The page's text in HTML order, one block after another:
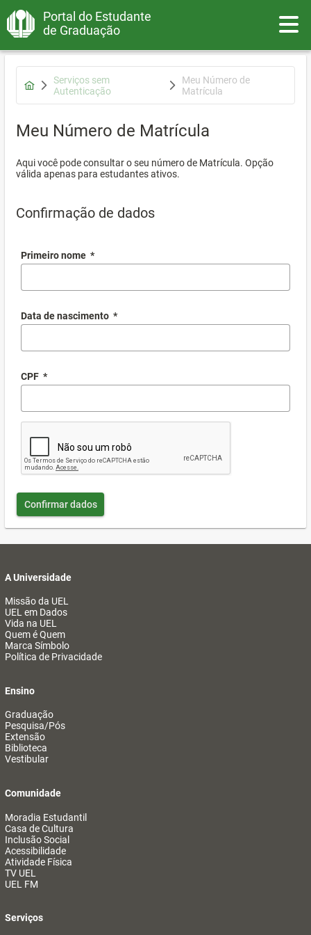
Portal do Estudante
de Graduação
Serviços sem
Autenticação
Meu Número de
Matrícula
Meu Número de Matrícula
Aqui você pode consultar o seu número de Matrícula. Opção
válida apenas para estudantes ativos.
Confirmação de dados
Primeiro nome *
Data de nascimento *
CPF *
Confirmar dados
A Universidade
Missão da UEL
UEL em Dados
Vida na UEL
Quem é Quem
Marca Símbolo
Política de Privacidade
Ensino
Graduação
Pesquisa/Pós
Extensão
Biblioteca
Vestibular
Comunidade
Moradia Estudantil
Casa de Cultura
Inclusão Social
Acessibilidade
Atividade Física
TV UEL
UEL FM
Serviços